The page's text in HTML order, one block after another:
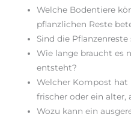
Welche Bodentiere
pflanzlichen Reste
Sind die
Wie lange braucht es
entsteht?
Welcher Kompost hat
frischer oder ein alter,
Wozu kann ein